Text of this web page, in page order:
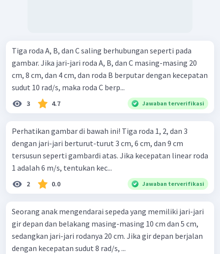
Tiga roda A, B, dan C saling berhubungan seperti pada
gambar. Jika jari-jari roda A, B, dan C masing-masing 20
cm, 8 cm, dan 4 cm, dan roda B berputar dengan kecepatan
sudut 10 rad/s, maka roda C berp...
3 4.7 Jawaban terverifikasi
Perhatikan gambar di bawah ini! Tiga roda 1, 2, dan 3
dengan jari-jari berturut-turut 3 cm, 6 cm, dan 9 cm
tersusun seperti gambardi atas. Jika kecepatan linear roda
1 adalah 6 m/s, tentukan kec...
2 0.0 Jawaban terverifikasi
Seorang anak mengendarai sepeda yang memiliki jari-jari
gir depan dan belakang masing-masing 10 cm dan 5 cm,
sedangkan jari-jari rodanya 20 cm. Jika gir depan berjalan
dengan kecepatan sudut 8 rad/s, ...